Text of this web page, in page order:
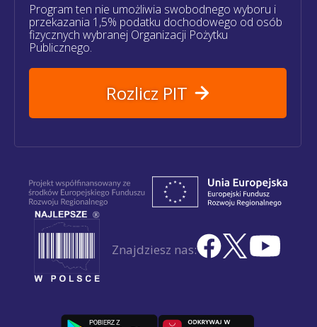
Program ten nie umożliwia swobodnego wyboru i
przekazania 1,5% podatku dochodowego od osób
fizycznych wybranej Organizacji Pożytku
Publicznego.
Rozlicz PIT
Znajdziesz nas: